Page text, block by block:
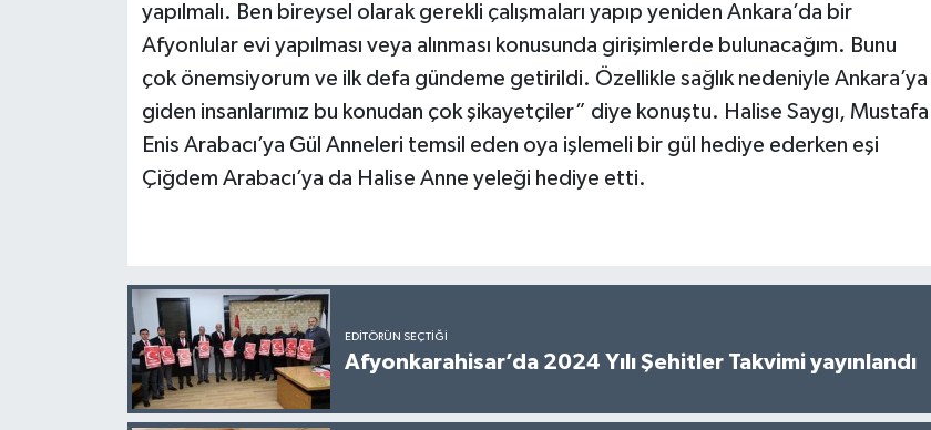
yapılmalı. Ben bireysel olarak gerekli çalışmaları yapıp yeniden Ankara’da bir
Afyonlular evi yapılması veya alınması konusunda girişimlerde bulunacağım. Bunu
çok önemsiyorum ve ilk defa gündeme getirildi. Özellikle sağlık nedeniyle Ankara’ya
giden insanlarımız bu konudan çok şikayetçiler” diye konuştu. Halise Saygı, Mustafa
Enis Arabacı’ya Gül Anneleri temsil eden oya işlemeli bir gül hediye ederken eşi
Çiğdem Arabacı’ya da Halise Anne yeleği hediye etti.
EDITÖRÜN SEÇTIĞI
Afyonkarahisar’da 2024 Yılı Şehitler Takvimi yayınlandı